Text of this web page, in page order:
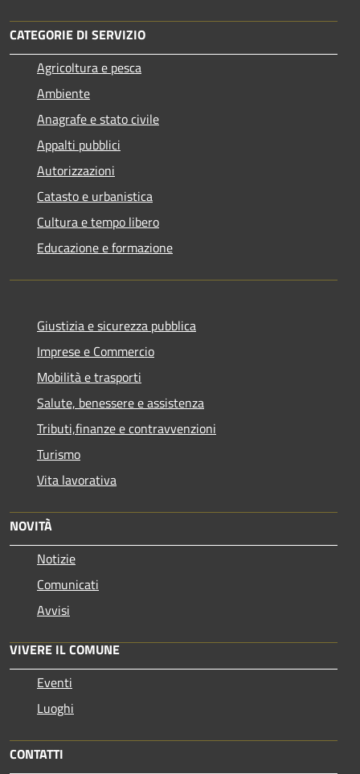
CATEGORIE DI SERVIZIO
Agricoltura e pesca
Ambiente
Anagrafe e stato civile
Appalti pubblici
Autorizzazioni
Catasto e urbanistica
Cultura e tempo libero
Educazione e formazione
Giustizia e sicurezza pubblica
Imprese e Commercio
Mobilità e trasporti
Salute, benessere e assistenza
Tributi,finanze e contravvenzioni
Turismo
Vita lavorativa
NOVITÀ
Notizie
Comunicati
Avvisi
VIVERE IL COMUNE
Eventi
Luoghi
CONTATTI